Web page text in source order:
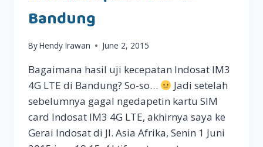
Bandung
ByHendy Irawan June 2, 2015
Bagaimana hasil uji kecepatan Indosat IM3
4G LTE di Bandung? So-so…
Jadi setelah
sebelumnya gagal ngedapetin kartu SIM
card Indosat IM3 4G LTE, akhirnya saya ke
Gerai Indosat di Jl. Asia Afrika, Senin 1 Juni